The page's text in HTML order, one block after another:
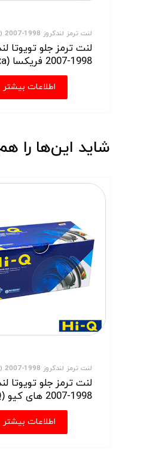
شاید این‌ها را
لنت ترمز لندکروز 1998-2007 (J100)
لنت ترمز جلو تویوتا
1998-2007 های کیو (HiQ)
اطلاعات بیشتر
لنت ترمز لندکروز 1998-2007 (J100)
لنت ترمز جلو تویوتا
1998-2007 فریکسا (Frixa)
اطلاعات بیشتر